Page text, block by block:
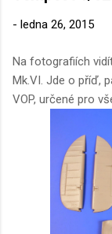
- ledna 26, 2015
Na fotografiích
Mk.VI. Jde o příď,
VOP, určené pro